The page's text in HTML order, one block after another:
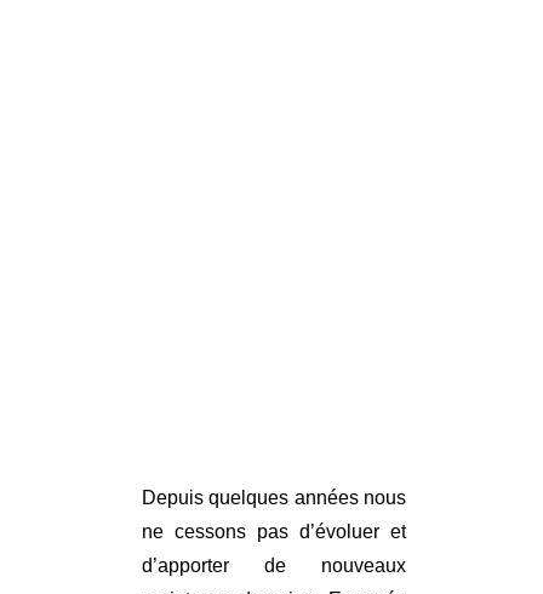
Depuis quelques années nous
ne cessons pas d’évoluer et
d’apporter de nouveaux